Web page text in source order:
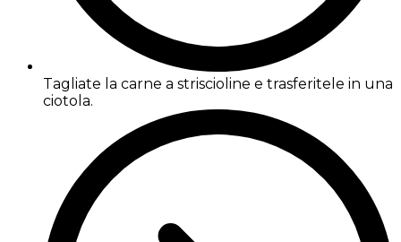
Tagliate la carne a striscioline e trasferitele in una
ciotola.